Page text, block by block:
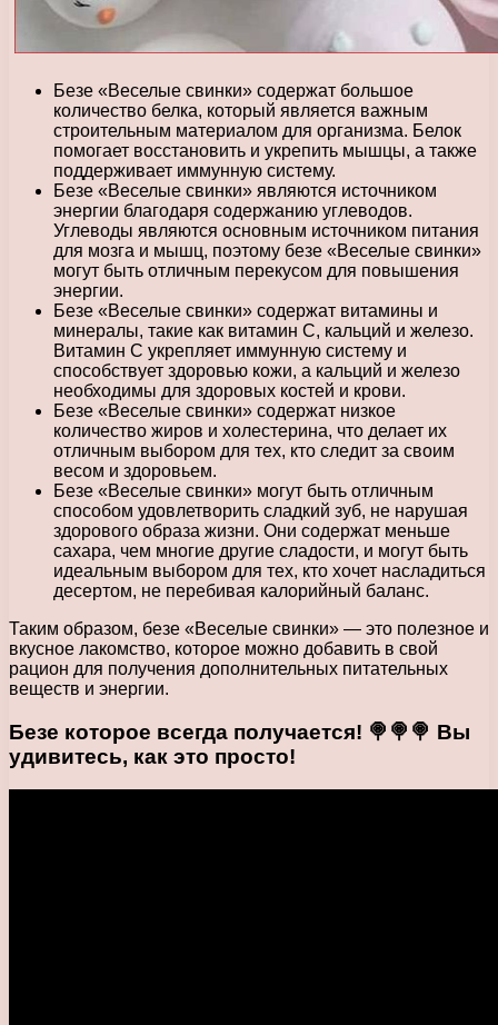
Безе «Веселые свинки» содержат большое
количество белка, который является важным
строительным материалом для организма. Белок
помогает восстановить и укрепить мышцы, а также
поддерживает иммунную систему.
Безе «Веселые свинки» являются источником
энергии благодаря содержанию углеводов.
Углеводы являются основным источником питания
для мозга и мышц, поэтому безе «Веселые свинки»
могут быть отличным перекусом для повышения
энергии.
Безе «Веселые свинки» содержат витамины и
минералы, такие как витамин С, кальций и железо.
Витамин С укрепляет иммунную систему и
способствует здоровью кожи, а кальций и железо
необходимы для здоровых костей и крови.
Безе «Веселые свинки» содержат низкое
количество жиров и холестерина, что делает их
отличным выбором для тех, кто следит за своим
весом и здоровьем.
Безе «Веселые свинки» могут быть отличным
способом удовлетворить сладкий зуб, не нарушая
здорового образа жизни. Они содержат меньше
сахара, чем многие другие сладости, и могут быть
идеальным выбором для тех, кто хочет насладиться
десертом, не перебивая калорийный баланс.
Таким образом, безе «Веселые свинки» — это полезное и
вкусное лакомство, которое можно добавить в свой
рацион для получения дополнительных питательных
веществ и энергии.
Безе которое всегда получается! 🍭🍭🍭 Вы
удивитесь, как это просто!